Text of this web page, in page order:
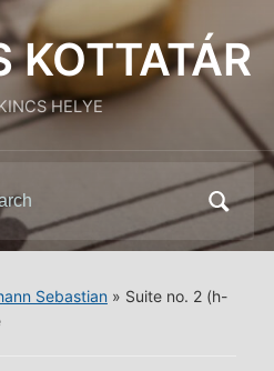
KOTTATÁR
HELYE
Sebastian » Suite no. 2 (h-